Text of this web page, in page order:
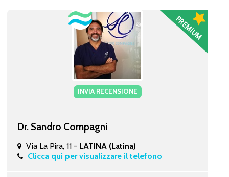
INVIA RECENSIONE
Dr. Sandro Compagni
Via La Pira, 11 - LATINA (Latina)
Clicca qui per visualizzare il telefono